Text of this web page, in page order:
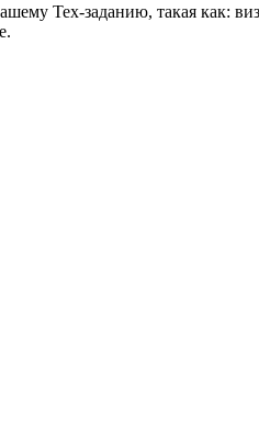
Тех-заданию, такая как: